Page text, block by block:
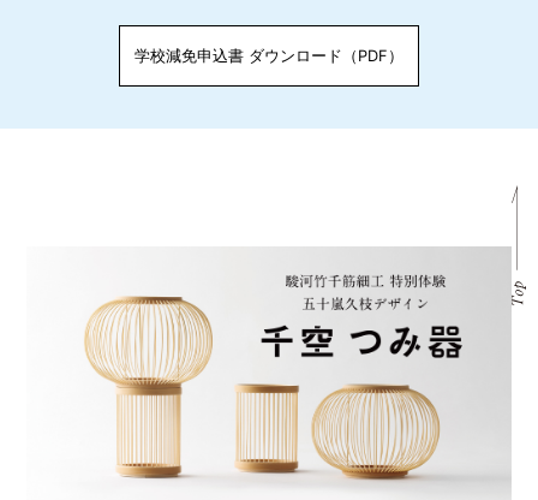
学校減免申込書 ダウンロード（PDF）